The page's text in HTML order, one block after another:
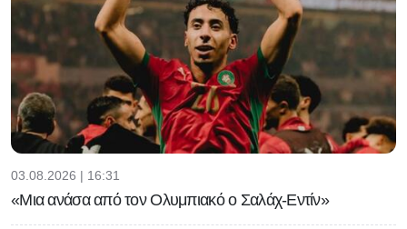
03.08.2026 | 16:31
«Μια ανάσα από τον Ολυμπιακό ο Σαλάχ-Εντίν»